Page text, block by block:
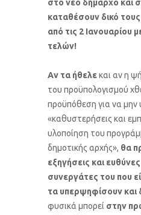
στο νέο δήμαρχο και
καταθέσουν δικό
από τις 2 Ιανουαρίου
τελών!
Αν τα ήθελεκαι αν η
του προϋπολογισμού
προϋπόθεση για να μην
«καθυστερήσεις και
υλοποίηση του
δημοτικής αρχής», θα
εξηγήσεις και
συνεργάτες του που
τα υπερψηφίσουν και
φυσικά μπορεί στην